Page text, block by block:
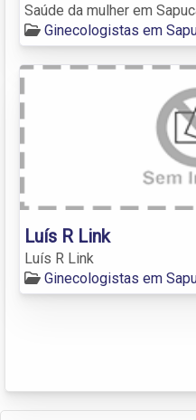
Saúde da mulher em
Ginecologistas em
Luís R Link
Luís R Link
Ginecologistas em